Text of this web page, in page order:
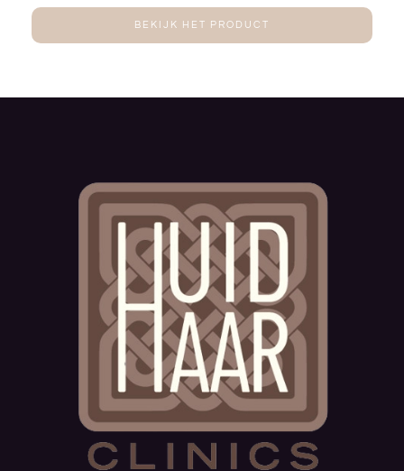
BEKIJK HET PRODUCT